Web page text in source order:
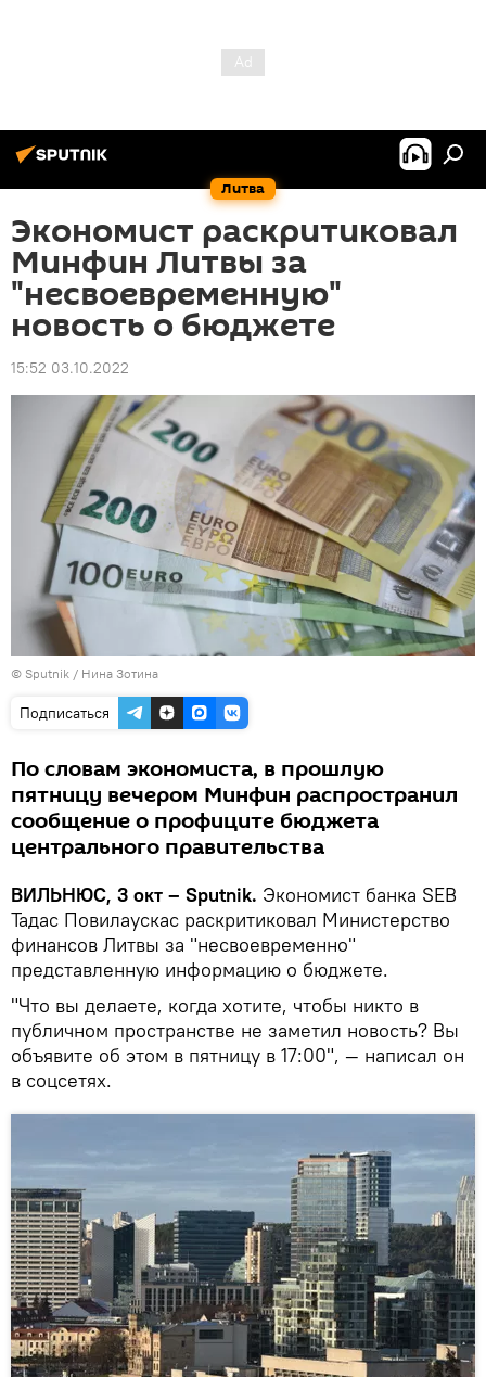
Литва
Экономист раскритиковал
Минфин Литвы за
"несвоевременную"
новость о бюджете
15:52 03.10.2022
© Sputnik / Нина Зотина
Подписаться
По словам экономиста, в прошлую
пятницу вечером Минфин распространил
сообщение о профиците бюджета
центрального правительства
ВИЛЬНЮС, 3 окт – Sputnik. Экономист банка SEB
Тадас Повилаускас раскритиковал Министерство
финансов Литвы за "несвоевременно"
представленную информацию о бюджете.
"Что вы делаете, когда хотите, чтобы никто в
публичном пространстве не заметил новость? Вы
объявите об этом в пятницу в 17:00", — написал он
в соцсетях.